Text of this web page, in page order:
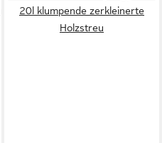
20l klumpende zerkleinerte
Holzstreu